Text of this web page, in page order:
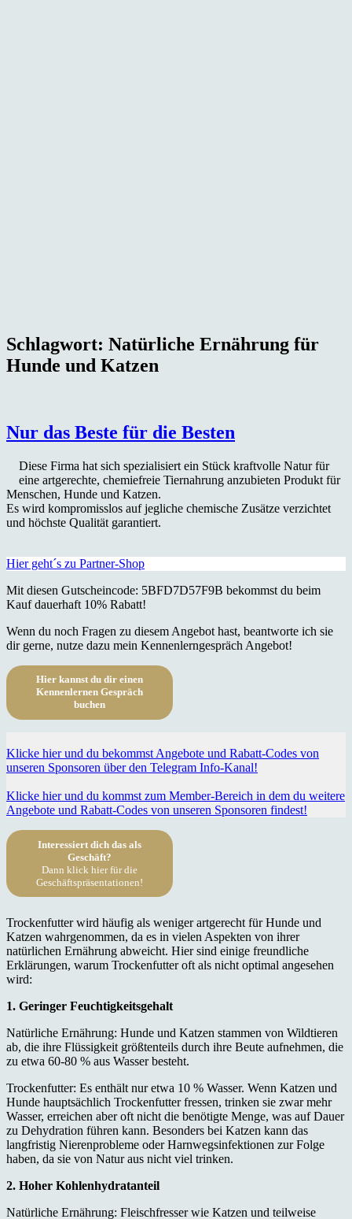
Schlagwort: Natürliche Ernährung für
Hunde und Katzen
Nur das Beste für die Besten
Diese Firma hat sich spezialisiert ein Stück kraftvolle Natur für
eine artgerechte, chemiefreie Tiernahrung anzubieten Produkt für
Menschen, Hunde und Katzen.
Es wird kompromisslos auf jegliche chemische Zusätze verzichtet
und höchste Qualität garantiert.
Hier geht´s zu Partner-Shop
Mit diesen Gutscheincode: 5BFD7D57F9B bekommst du beim
Kauf dauerhaft 10% Rabatt!
Wenn du noch Fragen zu diesem Angebot hast, beantworte ich sie
dir gerne, nutze dazu mein Kennenlerngespräch Angebot!
Hier kannst du dir einen
Kennenlernen Gespräch
buchen
Klicke hier und du bekommst Angebote und Rabatt-Codes von
unseren Sponsoren über den Telegram Info-Kanal!
Klicke hier und du kommst zum Member-Bereich in dem du weitere
Angebote und Rabatt-Codes von unseren Sponsoren findest!
Interessiert dich das als
Geschäft?
Dann klick hier für die
Geschäftspräsentationen!
Trockenfutter wird häufig als weniger artgerecht für Hunde und
Katzen wahrgenommen, da es in vielen Aspekten von ihrer
natürlichen Ernährung abweicht. Hier sind einige freundliche
Erklärungen, warum Trockenfutter oft als nicht optimal angesehen
wird:
1. Geringer Feuchtigkeitsgehalt
Natürliche Ernährung: Hunde und Katzen stammen von Wildtieren
ab, die ihre Flüssigkeit größtenteils durch ihre Beute aufnehmen, die
zu etwa 60-80 % aus Wasser besteht.
Trockenfutter: Es enthält nur etwa 10 % Wasser. Wenn Katzen und
Hunde hauptsächlich Trockenfutter fressen, trinken sie zwar mehr
Wasser, erreichen aber oft nicht die benötigte Menge, was auf Dauer
zu Dehydration führen kann. Besonders bei Katzen kann das
langfristig Nierenprobleme oder Harnwegsinfektionen zur Folge
haben, da sie von Natur aus nicht viel trinken.
2. Hoher Kohlenhydratanteil
Natürliche Ernährung: Fleischfresser wie Katzen und teilweise